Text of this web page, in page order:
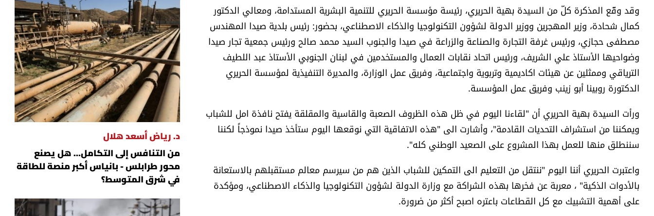
وقد وقّع المذكرة كلّ من السيدة بهية الحريري، رئيسة مؤسسة الحريري للتنمية البشرية المستدامة، ومعالي الدكتور
كمال شحادة، وزير المهجرين ووزير الدولة لشؤون التكنولوجيا والذكاء الاصطناعي، بحضور: رئيس بلدية صيدا المهندس
مصطفى حجازي، ورئيس غرفة التجارة والصناعة والزراعة في صيدا والجنوب السيد محمد صالح ورئيس جمعية تجار صيدا
وضواحيها الأستاذ علي الشريف، ورئيس اتحاد نقابات العمال والمستخدمين في لبنان الجنوبي الأستاذ عبد اللطيف
الترياقي وممثلين عن هيئات اكاديمية وتربوية واجتماعية، وفريق عمل الوزارة، والمديرة التنفيذية لمؤسسة الحريري
الدكتورة روبينا أبو زينب وفريق عمل المؤسسة.
ورأت السيدة بهية الحريري أن "لقاءنا اليوم في ظل هذه الظروف الصعبة والقاسية والمقلقة يفتح نافذة امل للشباب
ويمكننا من استشراف التحديات القادمة"، وأشارت الى "هذه الاتفاقية التي نوقعها اليوم ستأخذ صيدا نموذجاً لكننا
سننطلق منها للعمل بهذا المشروع على الصعيد الوطني كله".
واعتبرت الحريري أننا اليوم "ننتقل من التعليم الى التمكين للشباب الذين هم من سيرسم معالم مستقبلهم بالاستعانة
بالأدوات الذكية" ، معربة عن فخرها بهذه الشراكة مع وزارة الدولة لشؤون التكنولوجيا والذكاء الاصطناعي، ومؤكدة
على أهمية التشبيك مع كل القطاعات باعتره اصبح أكثر من ضرورة.
د. رياض أسعد هلال
من التنافس إلى التكامل... هل يصنع
محور طرابلس - بانياس أكبر منصة للطاقة
في شرق المتوسط؟